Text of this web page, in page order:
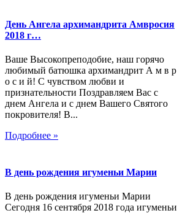
День Ангела архимандрита Амвросия
2018 г…
Ваше Высокопреподобие, наш горячо
любимый батюшка архимандрит А м в р
о с и й! С чувством любви и
признательности Поздравляем Вас с
днем Ангела и с днем Вашего Святого
покровителя! В...
Подробнее »
В день рождения игуменьи Марии
В день рождения игуменьи Марии
Сегодня 16 сентября 2018 года игуменьи